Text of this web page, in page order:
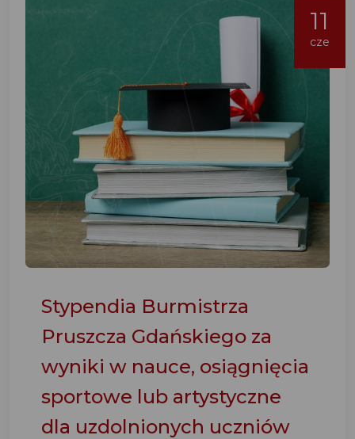
11
cze
Stypendia Burmistrza
Pruszcza Gdańskiego za
wyniki w nauce, osiągnięcia
sportowe lub artystyczne
dla uzdolnionych uczniów